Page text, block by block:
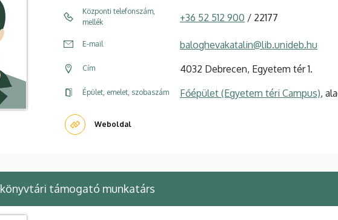
Központi telefonszám,
mellék
+36 52 512 900 / 22177
E-mail baloghevakatalin@lib.unideb.hu
Cím 4032 Debrecen, Egyetem tér 1.
Épület, emelet, szobaszám Főépület (Egyetem téri Campus),
Weboldal
könyvtári támogató munkatárs